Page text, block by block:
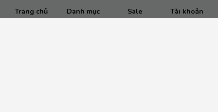
Trang chủ Danh mục Sale Tài khoản